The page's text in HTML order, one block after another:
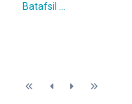
Batafsil ...